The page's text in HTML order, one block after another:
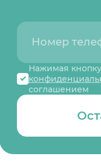
Нажимая
соглашением